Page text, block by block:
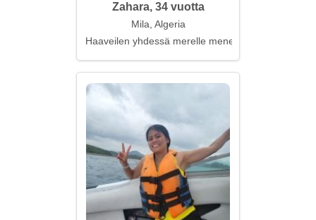
Zahara, 34 vuotta
Mila, Algeria
Haaveilen yhdessä merelle menemisestä